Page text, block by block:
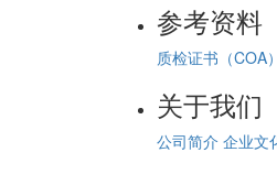
参考资料
质检证书（COA）
关于我们
公司简介 企业文